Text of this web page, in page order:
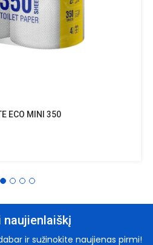
ECO MINI 350
naujienlaiškį
ir sužinokite naujienas pirmi!